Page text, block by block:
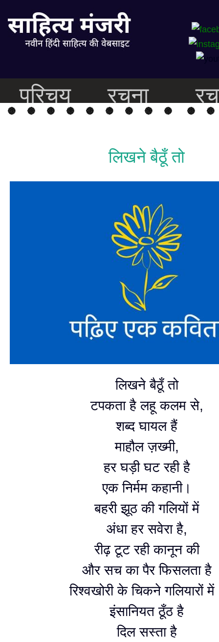
परिचय रचना
लिखने बैठूँ तो
लिखने बैठूँ तो
टपकता है लहू कलम से,
शब्द घायल हैं
माहौल ज़ख्मी,
हर घड़ी घट रही है
एक निर्मम कहानी।
बहरी झूठ की गलियों में
अंधा हर सवेरा है,
रीढ़ टूट रही कानून की
और सच का पैर फिसलता है
रिश्वखोरी के चिकने गलियारों
इंसानियत ठूँठ है
दिल सस्ता है